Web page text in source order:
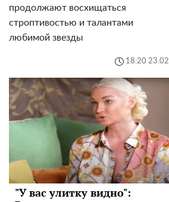
продолжают восхищаться
строптивостью и талантами
любимой звезды
18:20 23.02
"У вас улитку видно":